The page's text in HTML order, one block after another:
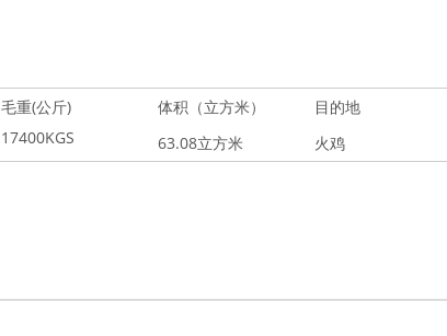
毛重(公斤) 体积（立方米）
目的地
17400KGS 63.08立方米 火鸡